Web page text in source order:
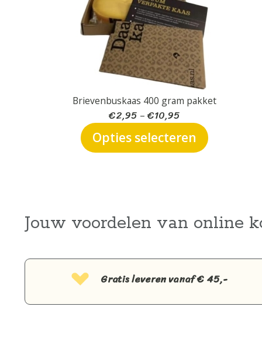
Brievenbuskaas 400 gram pakket
€2,95 –€10,95
Opties selecteren
Jouw voordelen van online
Gratis leveren vanaf € 45,-